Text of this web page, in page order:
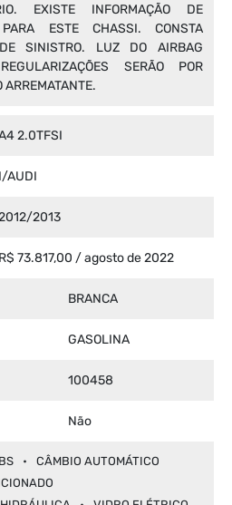
EXISTE INFORMAÇÃO DE
ESTE CHASSI. CONSTA
SINISTRO. LUZ DO AIRBAG
SERÃO POR
ARREMATANTE.
2.0TFSI
I/AUDI
2013
R$ 73.817,00 / agosto de 2022
BRANCA
GASOLINA
100458
Não
CÂMBIO AUTOMÁTICO